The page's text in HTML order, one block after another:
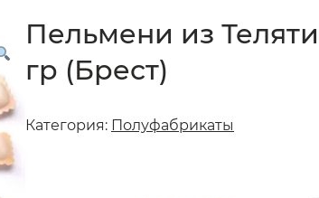
Пельмени из
гр (Брест)
Категория: Полуфабрикаты